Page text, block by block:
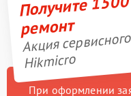
ремонт
Акция
Hikmicro
При оформлении